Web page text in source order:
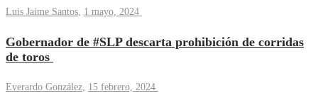
Luis Jaime Santos, 1 mayo, 2024
Gobernador de #SLP descarta prohibición de corridas
de toros
Everardo González, 15 febrero, 2024